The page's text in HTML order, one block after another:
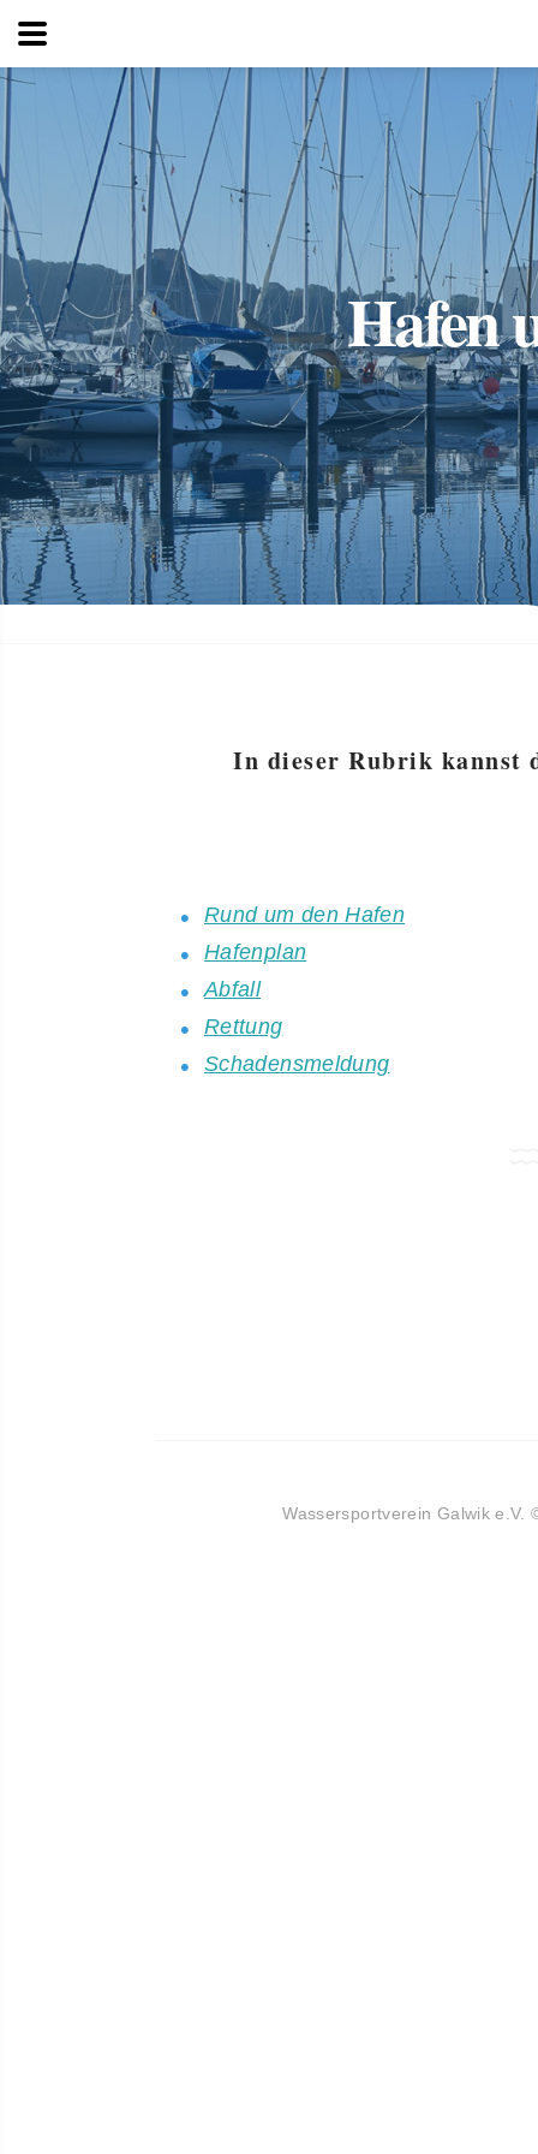
Hafen
In dieser Rubrik kannst
Rund um den Hafen
Hafenplan
Abfall
Rettung
Schadensmeldung
Wassersportverein Galwik e.V.